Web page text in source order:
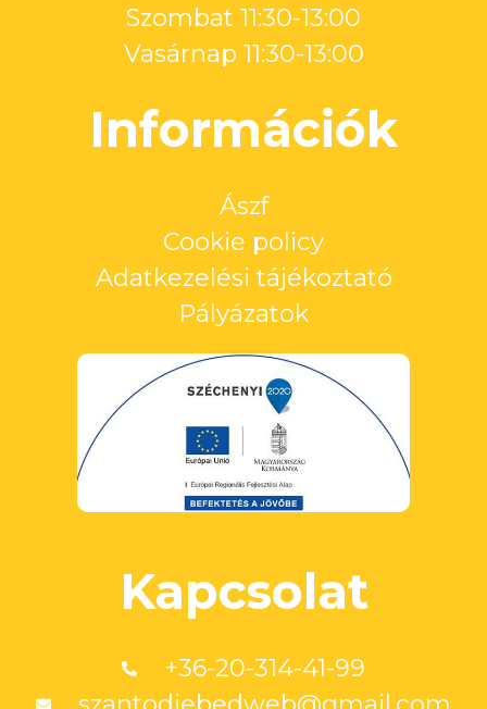
Szombat 11:30-13:00
Vasárnap 11:30-13:00
Információk
Ászf
Cookie policy
Adatkezelési tájékoztató
Pályázatok
Kapcsolat
+36-20-314-41-99